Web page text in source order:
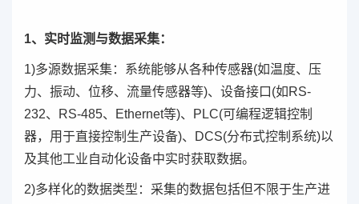
1、实时监测与数据采集：
1)多源数据采集：系统能够从各种传感器(如温度、压
力、振动、位移、流量传感器等)、设备接口(如RS-
232、RS-485、Ethernet等)、PLC(可编程逻辑控制
器，用于直接控制生产设备)、DCS(分布式控制系统)以
及其他工业自动化设备中实时获取数据。
2)多样化的数据类型：采集的数据包括但不限于生产进